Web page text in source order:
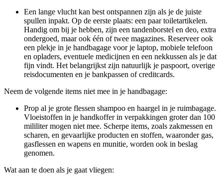
Een lange vlucht kan best ontspannen zijn als je de juiste
spullen inpakt. Op de eerste plaats: een paar toiletartikelen.
Handig om bij je hebben, zijn een tandenborstel en deo, extra
ondergoed, maar ook één of twee magazines. Reserveer ook
een plekje in je handbagage voor je laptop, mobiele telefoon
en opladers, eventuele medicijnen en een nekkussen als je dat
fijn vindt. Het belangrijkst zijn natuurlijk je paspoort, overige
reisdocumenten en je bankpassen of creditcards.
Neem de volgende items niet mee in je handbagage:
Prop al je grote flessen shampoo en haargel in je ruimbagage.
Vloeistoffen in je handkoffer in verpakkingen groter dan 100
mililiter mogen niet mee. Scherpe items, zoals zakmessen en
scharen, en gevaarlijke producten en stoffen, waaronder gas,
gasflessen en wapens en munitie, worden ook in beslag
genomen.
Wat aan te doen als je gaat vliegen: